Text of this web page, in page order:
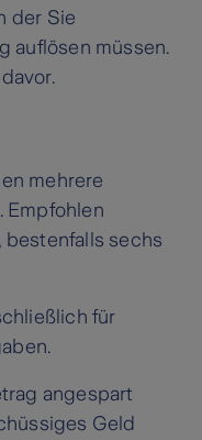
der Sie
auflösen müssen.
mehrere
Empfohlen
sechs
für
angespart
Geld